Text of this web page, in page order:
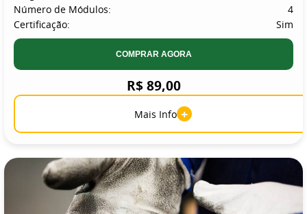
Número de Módulos:
4
Certificação:
Sim
COMPRAR AGORA
R$ 89,00
Mais Info +